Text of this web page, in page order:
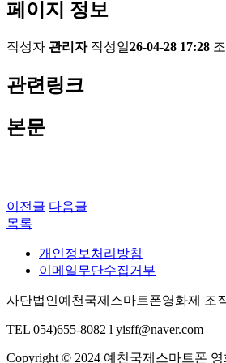
페이지 정보
작성자 관리자 작성일26-04-28 17:28
관련링크
본문
이전글 다음글
목록
개인정보처리방침
이메일무단수집거부
사단법인예천국제스마트폰영화제 조
TEL 054)655-8082 l yisff@naver.com
Copyright © 2024 예천국제스마트폰 영